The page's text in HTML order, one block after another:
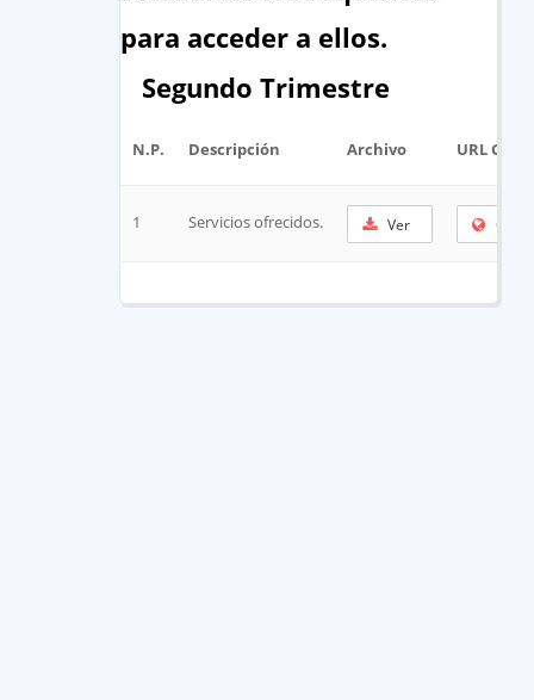
para acceder a ellos.
Segundo Trimestre
N.P. Descripción Archivo URL Corta
1 Servicios ofrecidos. Ver